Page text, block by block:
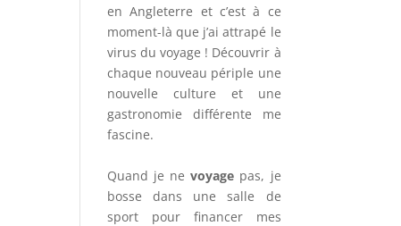
en Angleterre et c’est à ce
moment-là que j’ai attrapé le
virus du voyage ! Découvrir à
chaque nouveau périple une
nouvelle culture et une
gastronomie différente me
fascine.
Quand je nevoyage pas, je
bosse dans une salle de
sport pour financer mes